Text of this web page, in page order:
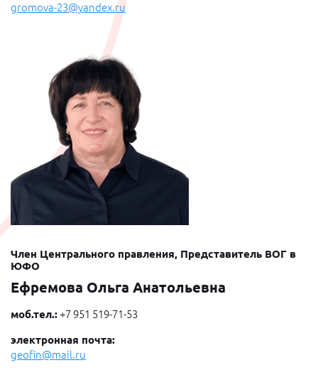
gromova-23@yandex.ru
Член Центрального правления, Представитель ВОГ в
ЮФО
Ефремова Ольга Анатольевна
моб.тел.:+7 951 519-71-53
электронная почта:
geofin@mail.ru